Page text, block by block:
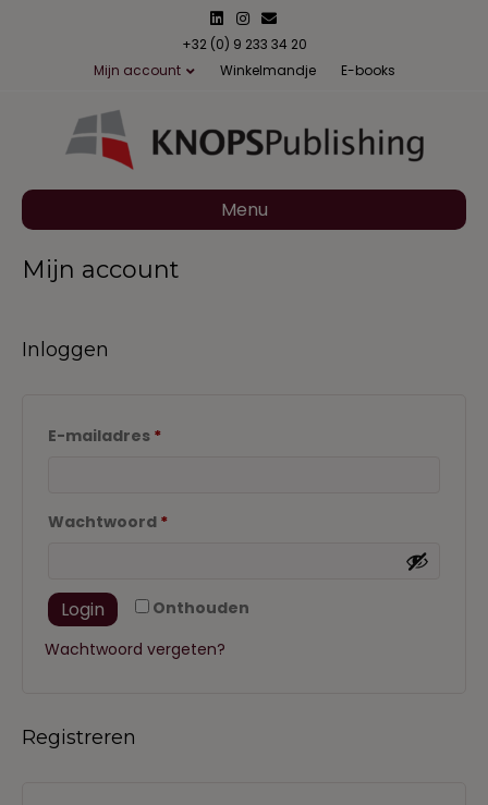
n
n
s
a
m
m
a
l
+32 (0) 9 233 34 20
Mijn account
Winkelmandje E-books
Menu
Mijn account
Inloggen
E-mailadres *Vereist
Wachtwoord *Vereist
Onthouden
Login
Wachtwoord vergeten?
Registreren